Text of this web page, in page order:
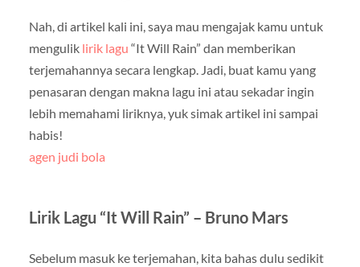
Nah, di artikel kali ini, saya mau mengajak kamu untuk
mengulik lirik lagu “It Will Rain” dan memberikan
terjemahannya secara lengkap. Jadi, buat kamu yang
penasaran dengan makna lagu ini atau sekadar ingin
lebih memahami liriknya, yuk simak artikel ini sampai
habis!
agen judi bola
Lirik Lagu “It Will Rain” – Bruno Mars
Sebelum masuk ke terjemahan, kita bahas dulu sedikit